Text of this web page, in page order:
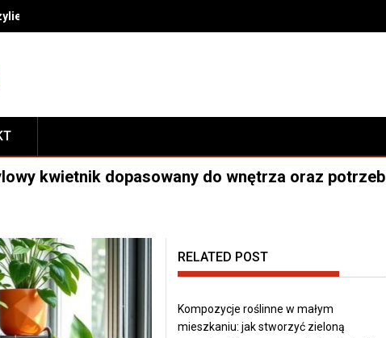
miętę i rozmaryn, by długo cieszyć się świeżością
kwietnik dopasowany do wnętrza oraz potrzeb
RELATED POST
Kompozycje roślinne w małym
mieszkaniu: jak stworzyć zieloną